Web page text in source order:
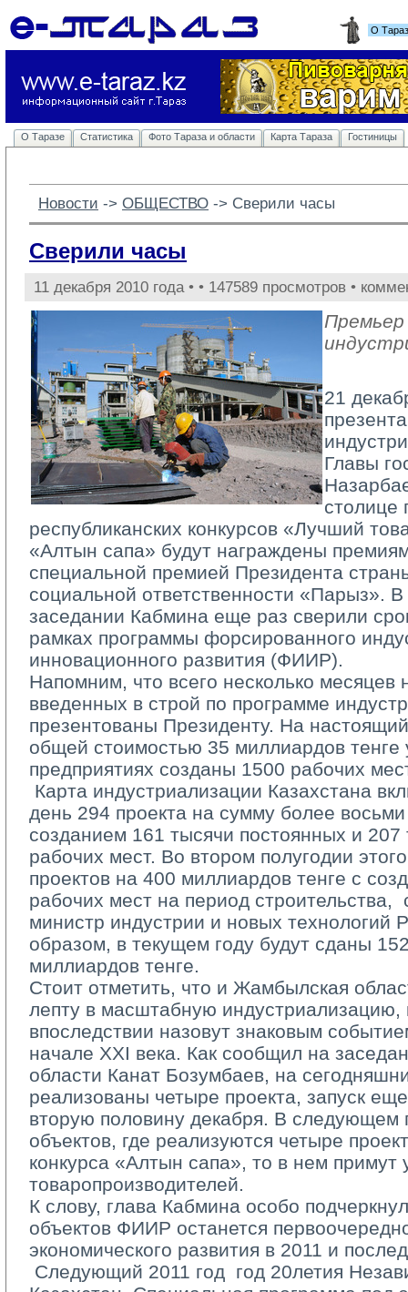
О
О Таразе Статистика Фото Тараза и области Карта Тараза Гостиницы
Новости -> ОБЩЕСТВО -> Сверили часы
Сверили часы
11 декабря 2010 года • • 147589 просмотров •
Премьер
21
Главы
столице
республиканских конкурсов «Лучший
«Алтын сапа» будут награждены
специальной премией Президента
социальной ответственности «Парыз».
заседании Кабмина еще раз сверили
рамках программы форсированного
инновационного развития (ФИИР).
Напомним, что всего несколько месяцев
введенных в строй по программе
презентованы Президенту. На
общей стоимостью 35 миллиардов тенге
предприятиях созданы 1500 рабочих
Карта индустриализации Казахстана
день 294 проекта на сумму более
созданием 161 тысячи постоянных и
рабочих мест. Во втором полугодии
проектов на 400 миллиардов тенге с
рабочих мест на период
министр индустрии и новых технологий
образом, в текущем году будут сданы
миллиардов тенге.
Стоит отметить, что и Жамбылская
лепту в масштабную индустриализацию,
впоследствии назовут знаковым
начале ХХI века. Как сообщил на
области Канат Бозумбаев, на
реализованы четыре проекта, запуск
вторую половину декабря. В следующем
объектов, где реализуются четыре
конкурса «Алтын сапа», то в нем примут
товаропроизводителей.
К слову, глава Кабмина особо
объектов ФИИР останется
экономического развития в 2011 и
Следующий 2011 год ­ год 20­летия